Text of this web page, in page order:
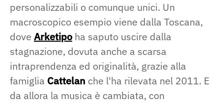
personalizzabili o comunque unici. Un
macroscopico esempio viene dalla Toscana,
dove Arketipoha saputo uscire dalla
stagnazione, dovuta anche a scarsa
intraprendenza ed originalità, grazie alla
famiglia Cattelan che l'ha rilevata nel 2011. E
da allora la musica è cambiata, con